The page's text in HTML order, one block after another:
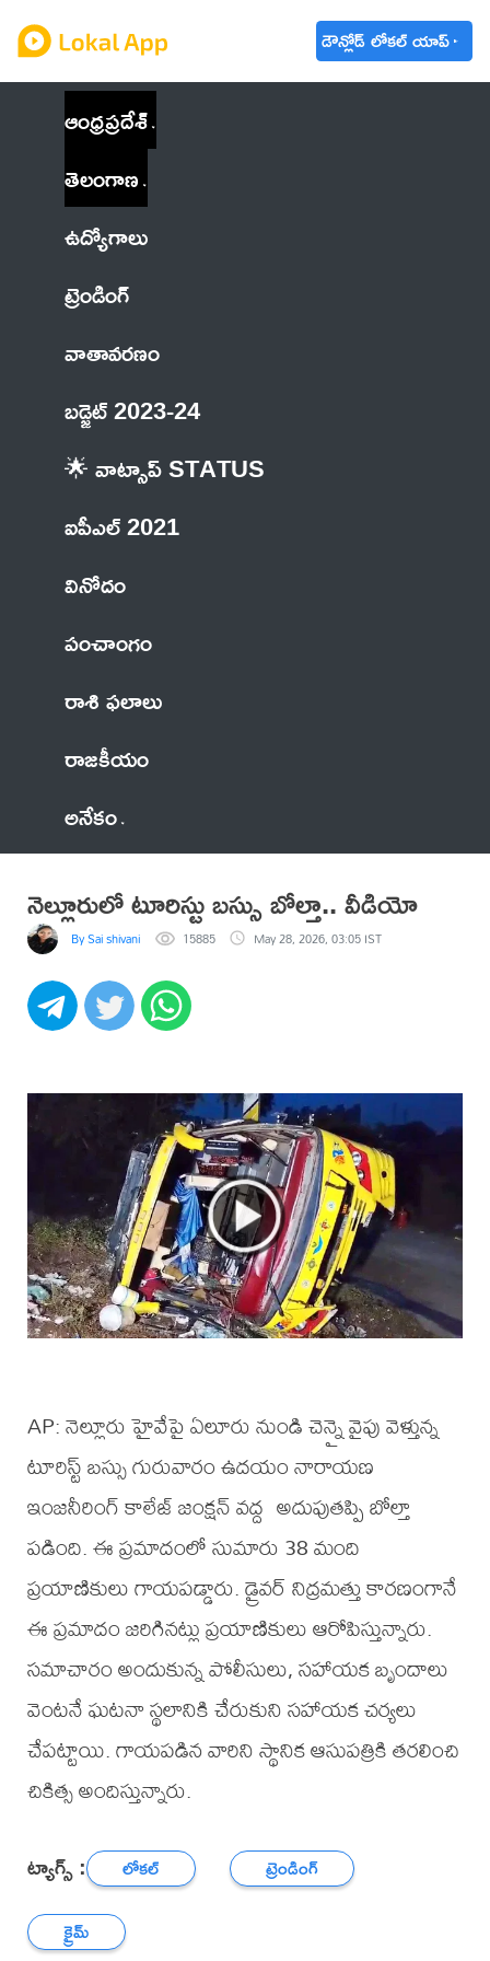
డౌన్లోడ్ లోకల్ యాప్
ఆంధ్రప్రదేశ్
తెలంగాణ
ఉద్యోగాలు
ట్రెండింగ్
వాతావరణం
బడ్జెట్ 2023-24
🌟 వాట్సాప్ STATUS
ఐపీఎల్ 2021
వినోదం
పంచాంగం
రాశి ఫలాలు
రాజకీయం
అనేకం
నెల్లూరులో టూరిస్టు బస్సు బోల్తా.. వీడియో
By Sai shivani 15885 May 28, 2026, 03:05 IST
AP: నెల్లూరు హైవేపై ఏలూరు నుండి చెన్నై వైపు వెళ్తున్న
టూరిస్ట్ బస్సు గురువారం ఉదయం నారాయణ
ఇంజనీరింగ్ కాలేజ్ జంక్షన్ వద్ద అదుపుతప్పి బోల్తా
పడింది. ఈ ప్రమాదంలో సుమారు 38 మంది
ప్రయాణికులు గాయపడ్డారు. డ్రైవర్ నిద్రమత్తు కారణంగానే
ఈ ప్రమాదం జరిగినట్లు ప్రయాణికులు ఆరోపిస్తున్నారు.
సమాచారం అందుకున్న పోలీసులు, సహాయక బృందాలు
వెంటనే ఘటనా స్థలానికి చేరుకుని సహాయక చర్యలు
చేపట్టాయి. గాయపడిన వారిని స్థానిక ఆసుపత్రికి తరలించి
చికిత్స అందిస్తున్నారు.
ట్యాగ్స్ : లోకల్
ట్రెండింగ్
క్రైమ్